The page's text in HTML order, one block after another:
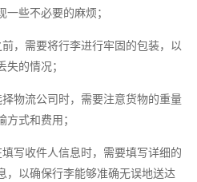
些不必要的麻烦；
，需要将行李进行牢固的包装，以
的情况；
物流公司时，需要注意货物的重量
式和费用；
写收件人信息时，需要填写详细的
，以确保行李能够准确无误地送达